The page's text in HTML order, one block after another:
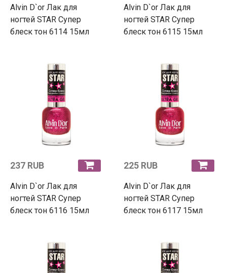
Alvin D`or Лак для
ногтей STAR Супер
блеск тон 6114 15мл
Alvin D`or Лак для
ногтей STAR Супер
блеск тон 6115 15мл
237 RUB
Alvin D`or Лак для
ногтей STAR Супер
блеск тон 6116 15мл
225 RUB
Alvin D`or Лак для
ногтей STAR Супер
блеск тон 6117 15мл